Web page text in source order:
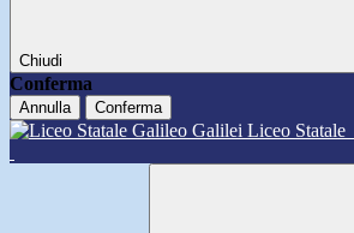
Chiudi
Conferma
Annulla Conferma
Liceo Statale